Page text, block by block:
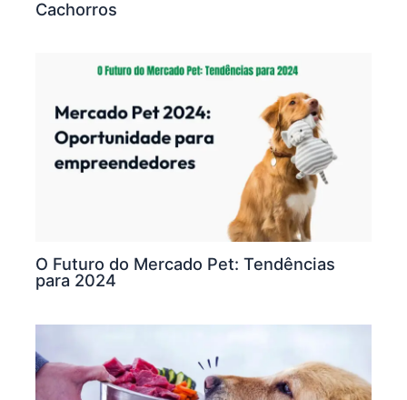
Cachorros
O Futuro do Mercado Pet: Tendências
para 2024